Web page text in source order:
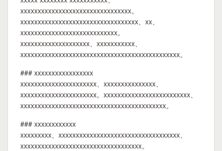
xxxxxxxxxxxxxxxxxxxxxxxxxxxxxxxx。
xxxxxxxxxxxxxxxxxxxxxxxxxxxxxxxxxx、xx、
xxxxxxxxxxxxxxxxxxxxxxxxxxxx。
xxxxxxxxxxxxxxxxxxxx、xxxxxxxxxxx、
xxxxxxxxxxxxxxxxxxxxxxxxxxxxxxxxxxxxxxxxxxxxxx。
### xxxxxxxxxxxxxxxxx
xxxxxxxxxxxxxxxxxxxxxx、xxxxxxxxxxxxxxx、
xxxxxxxxxxxxxxxxxxxxxx。xxxxxxxxxxxxxxxxxxxxxxxxx、
xxxxxxxxxxxxxxxxxxxxxxxxxxxxxxxxxxxxxxxxxx。
### xxxxxxxxxxxx
xxxxxxxxx、xxxxxxxxxxxxxxxxxxxxxxxxxxxxxxxxxxx、
xxxxxxxxxxxxxxxxxxxxxxxxxxxxxxxxxxx。